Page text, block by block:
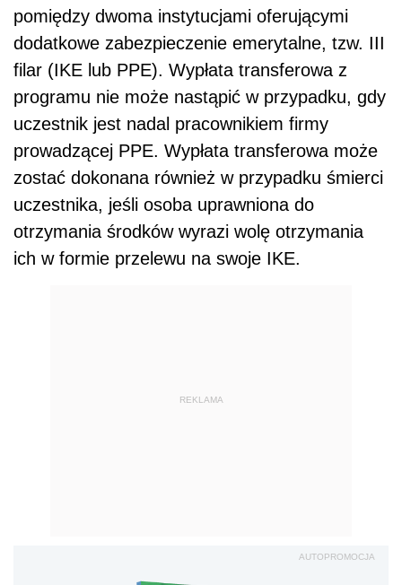
pomiędzy dwoma instytucjami oferującymi
dodatkowe zabezpieczenie emerytalne, tzw. III
filar (IKE lub PPE). Wypłata transferowa z
programu nie może nastąpić w przypadku, gdy
uczestnik jest nadal pracownikiem firmy
prowadzącej PPE. Wypłata transferowa może
zostać dokonana również w przypadku śmierci
uczestnika, jeśli osoba uprawniona do
otrzymania środków wyrazi wolę otrzymania
ich w formie przelewu na swoje IKE.
REKLAMA
AUTOPROMOCJA